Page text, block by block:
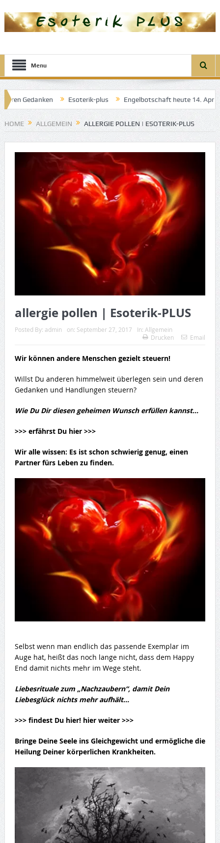
Menu
Gedanken Esoterik-plus Engelbotschaft heute 14. April
Träume
HOME ALLGEMEIN ALLERGIE POLLEN | ESOTERIK-PLUS
allergie pollen | Esoterik-PLUS
Posted By: admin on: September 27, 2017 In: Allgemein
Drucken
Email
Wir können andere Menschen gezielt steuern!
Willst Du anderen himmelweit überlegen sein und deren
Gedanken und Handlungen steuern?
Wie Du Dir diesen geheimen Wunsch erfüllen kannst…
>>> erfährst Du hier >>>
Wir alle wissen: Es ist schon schwierig genug, einen
Partner fürs Leben zu finden.
Selbst wenn man endlich das passende Exemplar im
Auge hat, heißt das noch lange nicht, dass dem Happy
End damit nichts mehr im Wege steht.
Liebesrituale zum „Nachzaubern“, damit Dein
Liebesglück nichts mehr aufhält…
>>> findest Du hier! hier weiter >>>
Bringe Deine Seele ins Gleichgewicht und ermögliche die
Heilung Deiner körperlichen Krankheiten.